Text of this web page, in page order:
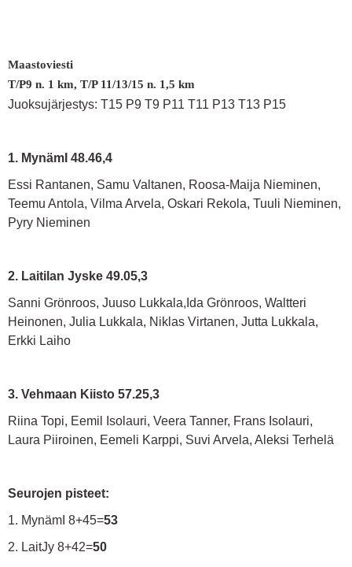
Maastoviesti
T/P9 n. 1 km, T/P 11/13/15 n. 1,5 km
Juoksujärjestys: T15 P9 T9 P11 T11 P13 T13 P15
1. MynämI 48.46,4
Essi Rantanen, Samu Valtanen, Roosa-Maija Nieminen,
Teemu Antola, Vilma Arvela, Oskari Rekola, Tuuli Nieminen,
Pyry Nieminen
2. Laitilan Jyske 49.05,3
Sanni Grönroos, Juuso Lukkala,Ida Grönroos, Waltteri
Heinonen, Julia Lukkala, Niklas Virtanen, Jutta Lukkala,
Erkki Laiho
3. Vehmaan Kiisto 57.25,3
Riina Topi, Eemil Isolauri, Veera Tanner, Frans Isolauri,
Laura Piiroinen, Eemeli Karppi, Suvi Arvela, Aleksi Terhelä
Seurojen pisteet:
1. MynämI 8+45=53
2. LaitJy 8+42=50